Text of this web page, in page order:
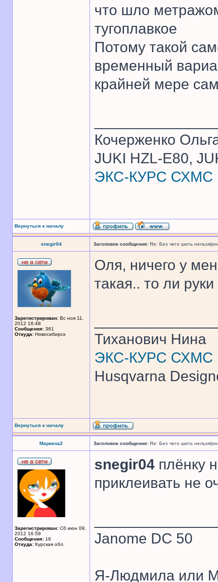
что шло
тугоплавкое
Потому такой
временный
крайней мере
Кочерженко
JUKI HZL-E80,
ЭКС-КУРС СХМС
Вернуться к началу
snegir04 Заголовок сообщения: Re: Без чего шить
Зарегистрирован: Вс ноя 11,
2012 16:48
Сообщения: 361
Откуда: Новосибирск
Оля, ничего у
такая.. то ли
Тиханович Нина
ЭКС-КУРС СХМС
Husqvarna
Вернуться к началу
Маркиза2 Заголовок сообщения: Re: Без чего шить
Зарегистрирован: Сб июн 09,
2012 16:59
Сообщения: 16
Откуда: Курская обл.
snegir04 плёнку
приклеивать не
Janome DC 50
Я-Людмила или